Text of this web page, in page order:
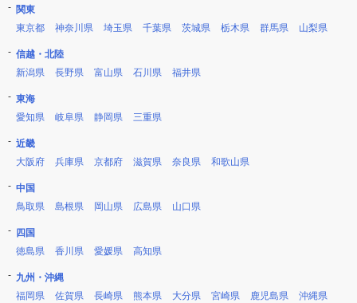
関東
東京都
神奈川県 埼玉県 千葉県 茨城県 栃木県 群馬県 山梨県
信越・北陸
新潟県
長野県 富山県 石川県 福井県
東海
愛知県
岐阜県 静岡県 三重県
近畿
大阪府
兵庫県 京都府 滋賀県 奈良県 和歌山県
中国
鳥取県
島根県 岡山県 広島県 山口県
四国
徳島県
香川県 愛媛県 高知県
九州・沖縄
福岡県
佐賀県 長崎県 熊本県 大分県 宮崎県 鹿児島県 沖縄県